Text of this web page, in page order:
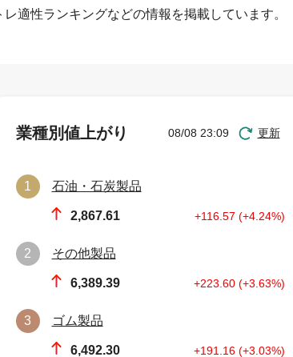
適性ランキングなどの情報を掲載しています。